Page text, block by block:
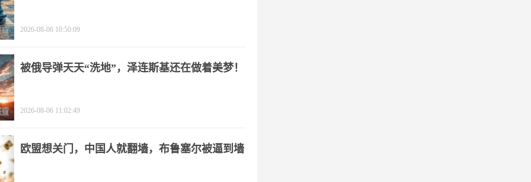
2026-08-06 10:50:09
被俄导弹天天“洗地”，泽连斯基还在做着美梦！
2026-08-06 11:02:49
欧盟想关门，中国人就翻墙，布鲁塞尔被逼到墙